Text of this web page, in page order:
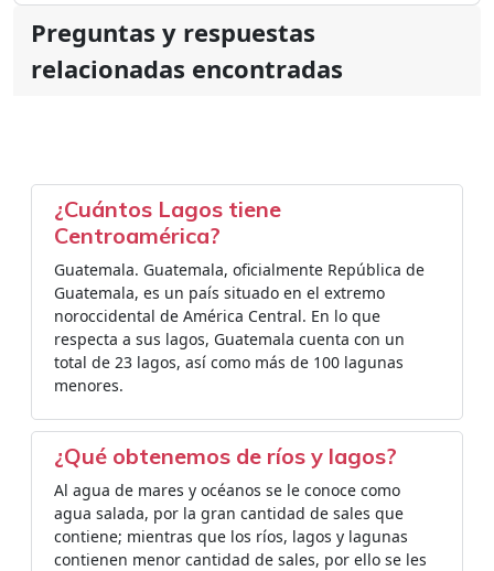
Preguntas y respuestas
relacionadas encontradas
¿Cuántos Lagos tiene
Centroamérica?
Guatemala. Guatemala, oficialmente República de
Guatemala, es un país situado en el extremo
noroccidental de América Central. En lo que
respecta a sus lagos, Guatemala cuenta con un
total de 23 lagos, así como más de 100 lagunas
menores.
¿Qué obtenemos de ríos y lagos?
Al agua de mares y océanos se le conoce como
agua salada, por la gran cantidad de sales que
contiene; mientras que los ríos, lagos y lagunas
contienen menor cantidad de sales, por ello se les